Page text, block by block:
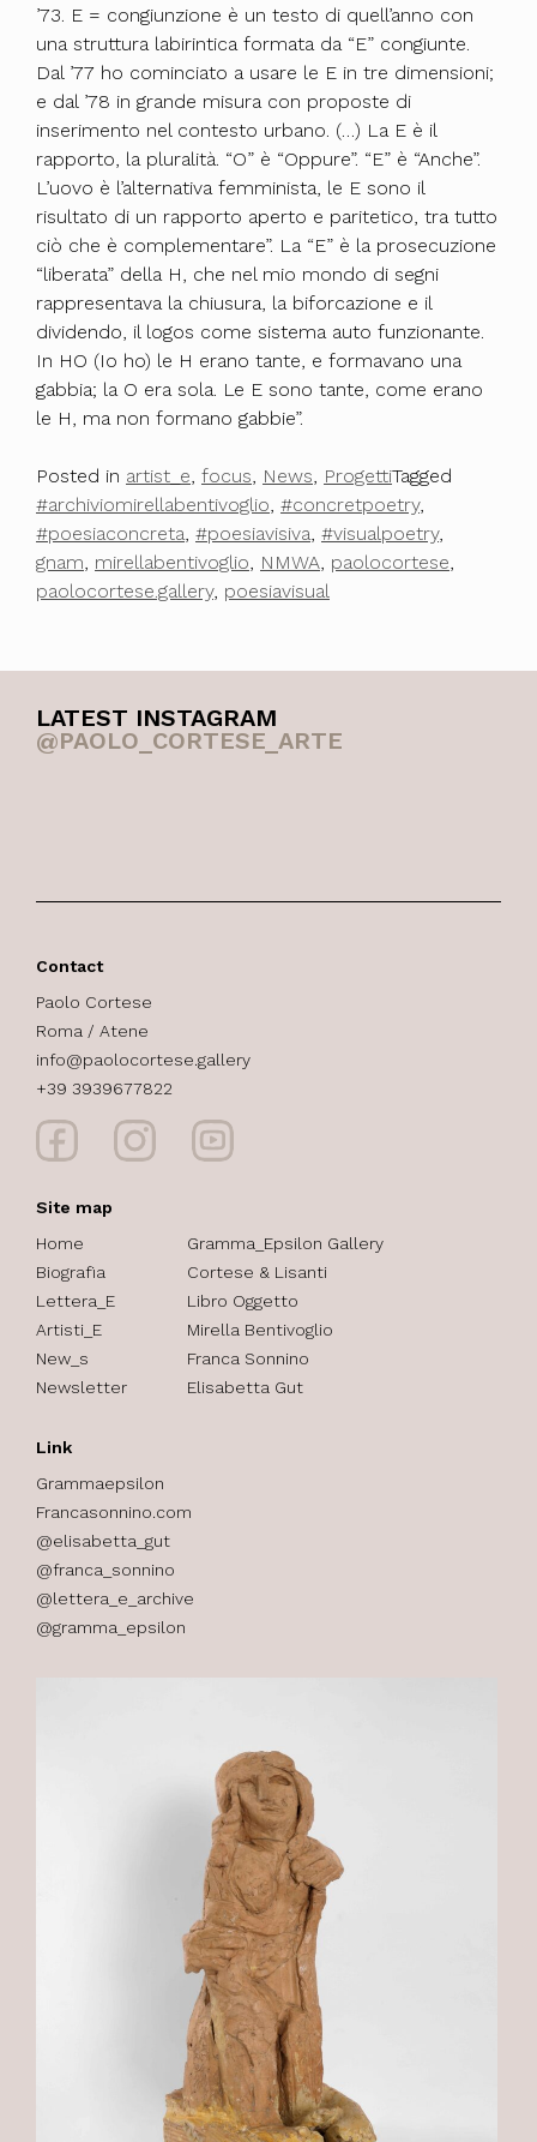
’73. E = congiunzione è un testo di quell’anno con
una struttura labirintica formata da “E” congiunte.
Dal ’77 ho cominciato a usare le E in tre dimensioni;
e dal ’78 in grande misura con proposte di
inserimento nel contesto urbano. (…) La E è il
rapporto, la pluralità. “O” è “Oppure”. “E” è “Anche”.
L’uovo è l’alternativa femminista, le E sono il
risultato di un rapporto aperto e paritetico, tra tutto
ciò che è complementare”. La “E” è la prosecuzione
“liberata” della H, che nel mio mondo di segni
rappresentava la chiusura, la biforcazione e il
dividendo, il logos come sistema auto funzionante.
In HO (Io ho) le H erano tante, e formavano una
gabbia; la O era sola. Le E sono tante, come erano
le H, ma non formano gabbie”.
Posted in artist_e, focus, News, ProgettiTagged
#archiviomirellabentivoglio, #concretpoetry,
#poesiaconcreta, #poesiavisiva, #visualpoetry,
gnam, mirellabentivoglio, NMWA, paolocortese,
paolocortese.gallery, poesiavisual
LATEST INSTAGRAM
@PAOLO_CORTESE_ARTE
Contact
Paolo Cortese
Roma / Atene
info@paolocortese.gallery
+39 3939677822
Site map
Home
Biografia
Lettera_E
Artisti_E
New_s
Newsletter
Gramma_Epsilon Gallery
Cortese & Lisanti
Libro Oggetto
Mirella Bentivoglio
Franca Sonnino
Elisabetta Gut
Link
Grammaepsilon
Francasonnino.com
@elisabetta_gut
@franca_sonnino
@lettera_e_archive
@gramma_epsilon